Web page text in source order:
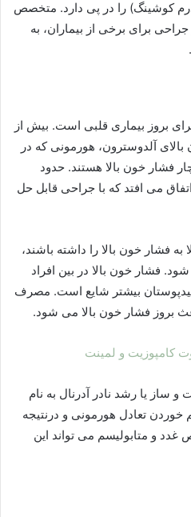
کوشینگ) را در پی دارد. متخصص
برای برخی از بیماران، به
بروز بیماری قلبی است. بیش از
بالای آلدوسترون، هورمونی که در
فشار خون بالا هستند. حدود
می افتد که با جراحی قابل حل
به فشار خون بالا را داشته باشند،
فشار خون بالا در بین افراد
بیشتر شایع است. مصرف
بروز فشار خون بالا می شود.
کامپوزیت و لمینت
ساز یا رشد نادر آدرنال به نام
تعادل هورمونی و درنتیجه
و متابولیسم می تواند این